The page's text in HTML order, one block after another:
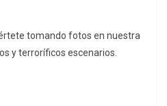
tomando fotos en nuestra
y terroríficos escenarios.